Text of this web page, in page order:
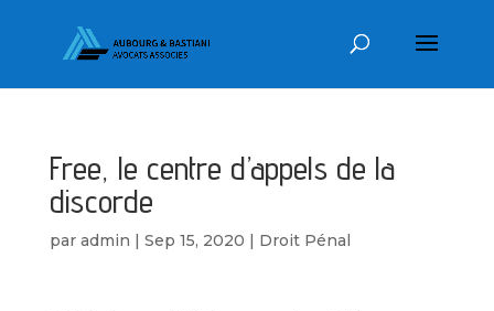
Free, le centre d’appels de la
discorde
par admin | Sep 15, 2020 | Droit Pénal